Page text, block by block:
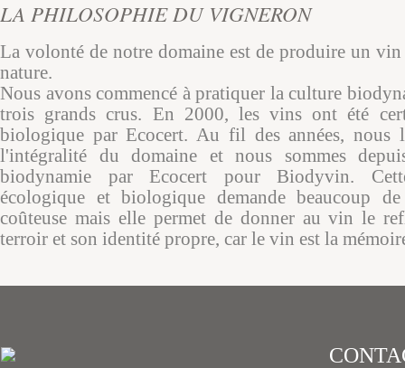
LA PHILOSOPHIE DU VIGNERON
La volonté de notre domaine est de produire un
nature.
Nous avons commencé à pratiquer la culture
trois grands crus. En 2000, les vins ont été
biologique par Ecocert. Au fil des années, nous
l'intégralité du domaine et nous sommes
biodynamie par Ecocert pour Biodyvin.
écologique et biologique demande beaucoup
coûteuse mais elle permet de donner au vin le
terroir et son identité propre, car le vin est la